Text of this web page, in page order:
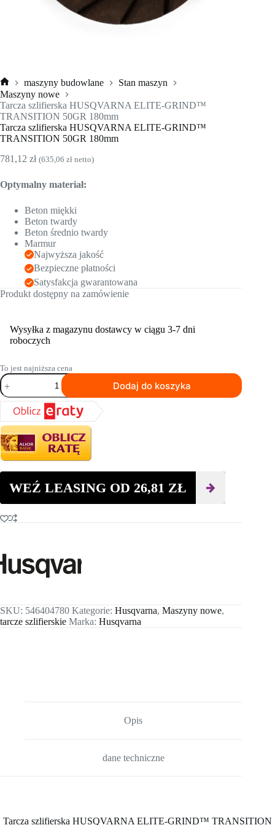
Strona
główna
maszyny budowlane
Stan maszyn
Maszyny nowe
Tarcza szlifierska HUSQVARNA ELITE-GRIND™
TRANSITION 50GR 180mm
Tarcza szlifierska HUSQVARNA ELITE-GRIND™
TRANSITION 50GR 180mm
781,12 zł (635,06 zł netto)
Optymalny materiał:
Beton miękki
Beton twardy
Beton średnio twardy
Marmur
Najwyższa jakość
Bezpieczne płatności
Satysfakcja gwarantowana
Produkt dostępny na zamówienie
Wysyłka z magazynu dostawcy w ciągu 3-7 dni
roboczych
To jest najniższa cena
ilość
Tarcza
szlifierska
HUSQVARNA
ELITE-
GRIND™
TRANSITION
50GR
180mm
Dodaj do koszyka
WEŹ LEASING OD 26,81 ZŁ
SKU: 546404780 Kategorie: Husqvarna, Maszyny nowe,
tarcze szlifierskie Marka: Husqvarna
Opis
dane techniczne
Tarcza szlifierska HUSQVARNA ELITE-GRIND™ TRANSITION